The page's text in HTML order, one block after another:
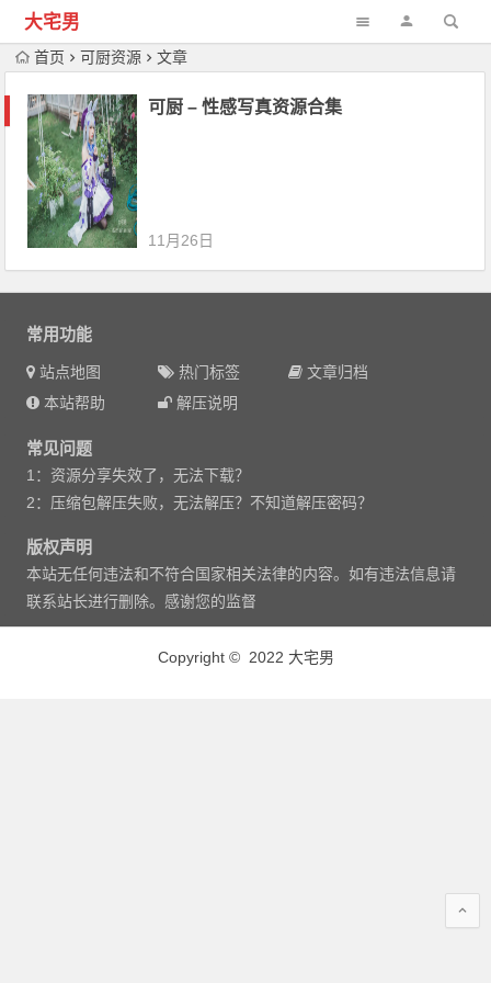
大宅男
首页 可厨资源 文章
可厨 – 性感写真资源合集
11月26日
常用功能
站点地图 热门标签
文章归档
本站帮助
解压说明
常见问题
1：资源分享失效了，无法下载？
2：压缩包解压失败，无法解压？不知道解压密码？
版权声明
本站无任何违法和不符合国家相关法律的内容。如有违法信息请
联系站长进行删除。感谢您的监督
Copyright © 2022 大宅男